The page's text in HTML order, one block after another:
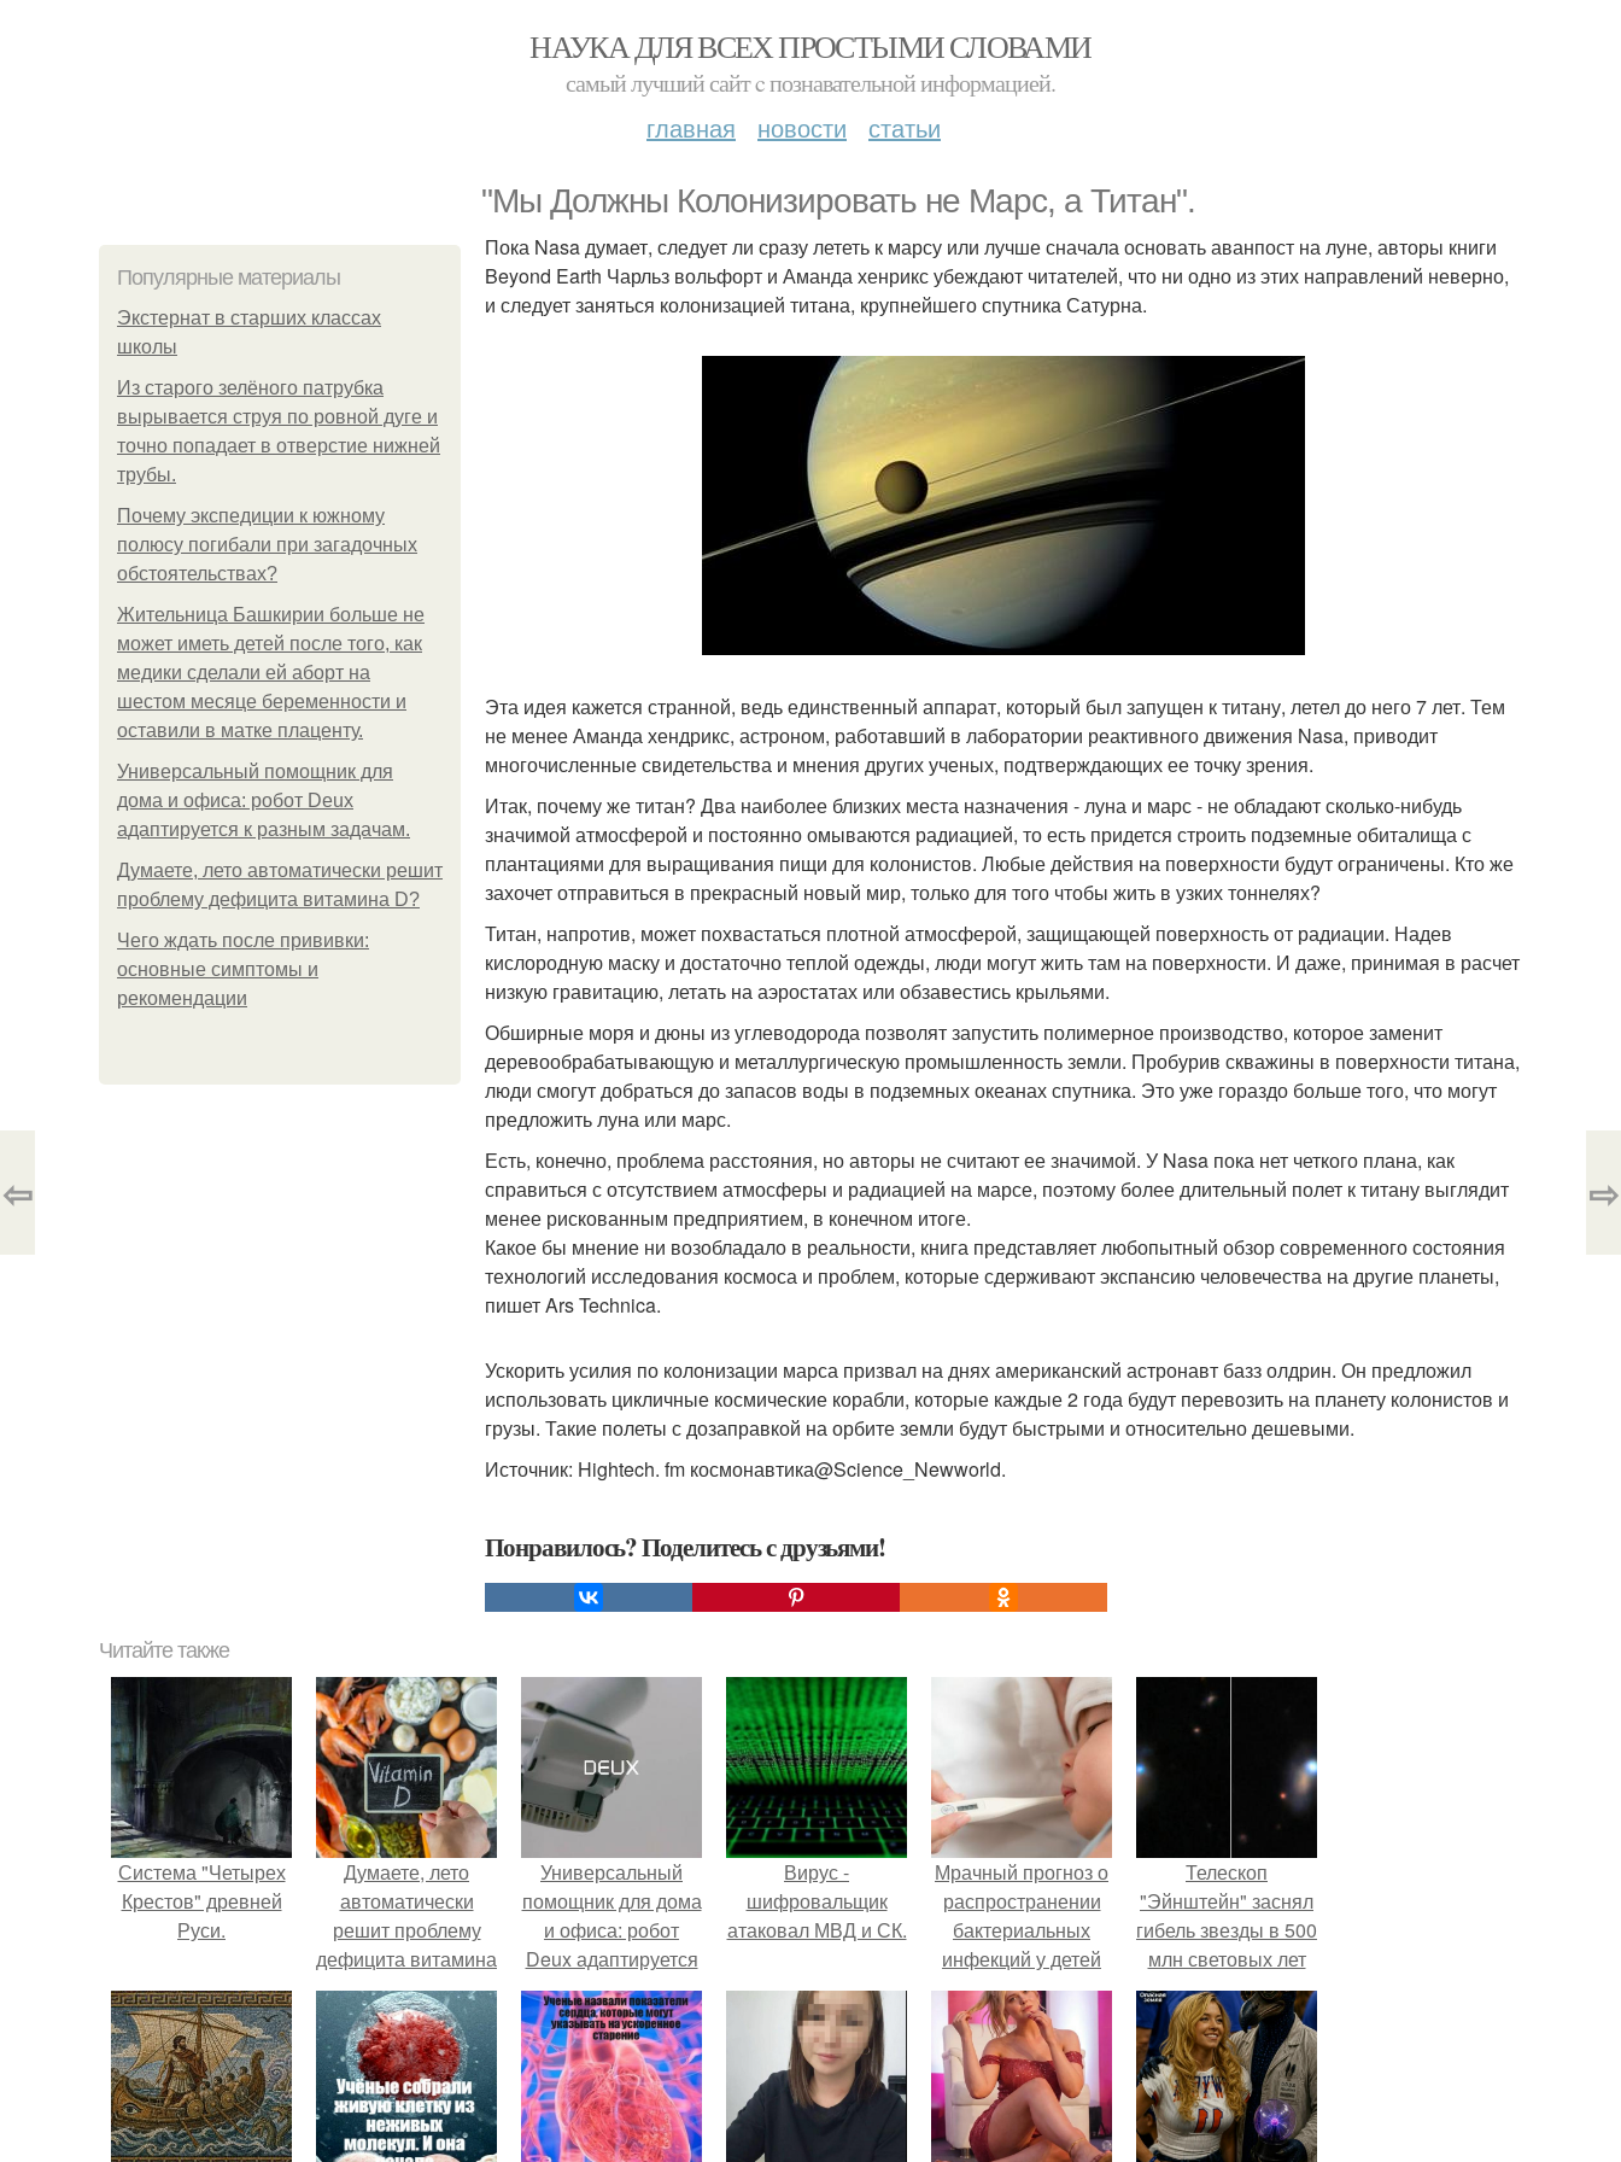
НАУКА ДЛЯ ВСЕХ ПРОСТЫМИ СЛОВАМИ
самый лучший сайт c познавательной информацией.
главная новости статьи
"Мы Должны Колонизировать не Марс, а Титан".
Популярные материалы
Экстернат в старших классах
школы
Из старого зелёного патрубка
вырывается струя по ровной дуге и
точно попадает в отверстие нижней
трубы.
Почему экспедиции к южному
полюсу погибали при загадочных
обстоятельствах?
Жительница Башкирии больше не
может иметь детей после того, как
медики сделали ей аборт на
шестом месяце беременности и
оставили в матке плаценту.
Универсальный помощник для
дома и офиса: робот Deux
адаптируется к разным задачам.
Думаете, лето автоматически решит
проблему дефицита витамина D?
Чего ждать после прививки:
основные симптомы и
рекомендации
Пока Nasa думает, следует ли сразу лететь к марсу или лучше сначала основать аванпост на луне, авторы книги
Beyond Earth Чарльз вольфорт и Аманда хенрикс убеждают читателей, что ни одно из этих направлений неверно,
и следует заняться колонизацией титана, крупнейшего спутника Сатурна.
Эта идея кажется странной, ведь единственный аппарат, который был запущен к титану, летел до него 7 лет. Тем
не менее Аманда хендрикс, астроном, работавший в лаборатории реактивного движения Nasa, приводит
многочисленные свидетельства и мнения других ученых, подтверждающих ее точку зрения.
Итак, почему же титан? Два наиболее близких места назначения - луна и марс - не обладают сколько-нибудь
значимой атмосферой и постоянно омываются радиацией, то есть придется строить подземные обиталища с
плантациями для выращивания пищи для колонистов. Любые действия на поверхности будут ограничены. Кто же
захочет отправиться в прекрасный новый мир, только для того чтобы жить в узких тоннелях?
Титан, напротив, может похвастаться плотной атмосферой, защищающей поверхность от радиации. Надев
кислородную маску и достаточно теплой одежды, люди могут жить там на поверхности. И даже, принимая в расчет
низкую гравитацию, летать на аэростатах или обзавестись крыльями.
Обширные моря и дюны из углеводорода позволят запустить полимерное производство, которое заменит
деревообрабатывающую и металлургическую промышленность земли. Пробурив скважины в поверхности титана,
люди смогут добраться до запасов воды в подземных океанах спутника. Это уже гораздо больше того, что могут
предложить луна или марс.
Есть, конечно, проблема расстояния, но авторы не считают ее значимой. У Nasa пока нет четкого плана, как
справиться с отсутствием атмосферы и радиацией на марсе, поэтому более длительный полет к титану выглядит
менее рискованным предприятием, в конечном итоге.
Какое бы мнение ни возобладало в реальности, книга представляет любопытный обзор современного состояния
технологий исследования космоса и проблем, которые сдерживают экспансию человечества на другие планеты,
пишет Ars Technica.
Ускорить усилия по колонизации марса призвал на днях американский астронавт базз олдрин. Он предложил
использовать цикличные космические корабли, которые каждые 2 года будут перевозить на планету колонистов и
грузы. Такие полеты с дозаправкой на орбите земли будут быстрыми и относительно дешевыми.
Источник: Hightech. fm космонавтика@Science_Newworld.
Понравилось? Поделитесь с друзьями!
⇦ ⇨
Читайте также
Система "Четырех
Крестов" древней
Руси.
Думаете, лето
автоматически
решит проблему
дефицита витамина
D?
Универсальный
помощник для дома
и офиса: робот
Deux адаптируется
к разным задачам.
Вирус -
шифровальщик
атаковал МВД и СК.
Мрачный прогноз о
распространении
бактериальных
инфекций у детей
вышел.
Телескоп
"Эйнштейн" заснял
гибель звезды в 500
млн световых лет
от земли.